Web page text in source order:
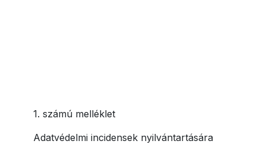
1. számú melléklet
Adatvédelmi incidensek nyilvántartására